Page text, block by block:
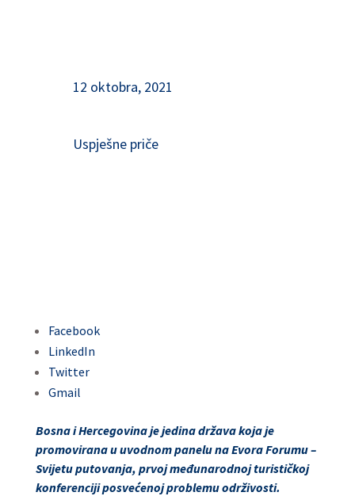
12 oktobra, 2021
Uspješne priče
Facebook
LinkedIn
Twitter
Gmail
Bosna i Hercegovina je jedina država koja je
promovirana u uvodnom panelu na Evora Forumu –
Svijetu putovanja, prvoj međunarodnoj turističkoj
konferenciji posvećenoj problemu održivosti.